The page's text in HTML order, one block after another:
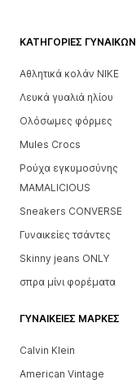
ΚΑΤΗΓΟΡΊΕΣ ΓΥΝΑΙΚΏΝ
Αθλητικά κολάν NIKE
Λευκά γυαλιά ηλίου
Ολόσωμες φόρμες
Mules Crocs
Ρούχα εγκυμοσύνης
MAMALICIOUS
Sneakers CONVERSE
Γυναικείες τσάντες
Skinny jeans ONLY
σπρα μίνι φορέματα
ΓΥΝΑΙΚΕΊΕΣ ΜΆΡΚΕΣ
Calvin Klein
American Vintage